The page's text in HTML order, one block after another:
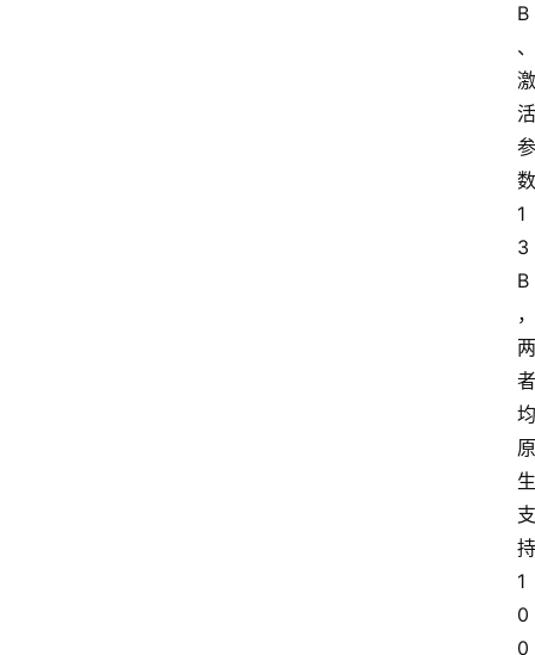
B
、
激
活
参
数
1
3
B
，
两
者
均
原
生
支
持
1
0
0